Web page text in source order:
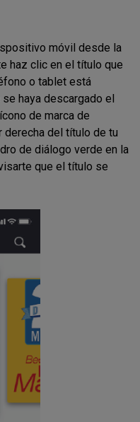
móvil desde la
haz clic en el título que
o tablet está
haya descargado el
de marca de
derecha del título de tu
de diálogo verde en la
que el título se